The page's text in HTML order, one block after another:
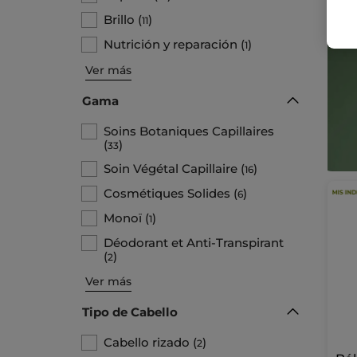
Brillo (11)
Nutrición y reparación (1)
Ver más
Gama
Soins Botaniques Capillaires
(33)
Soin Végétal Capillaire (16)
Cosmétiques Solides (6)
Monoï (1)
Déodorant et Anti-Transpirant
(2)
Ver más
Tipo de Cabello
Cabello rizado (2)